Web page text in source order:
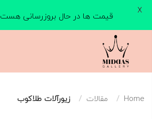
Home مقالات زیورآلات طلاکوب
قیمت ها در حال بروزرسانی هست X